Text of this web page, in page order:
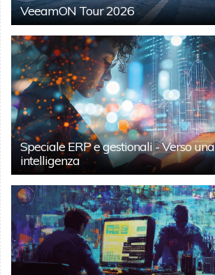
VeeamON Tour 2026
Speciale ERP e gestionali - Verso
intelligenza